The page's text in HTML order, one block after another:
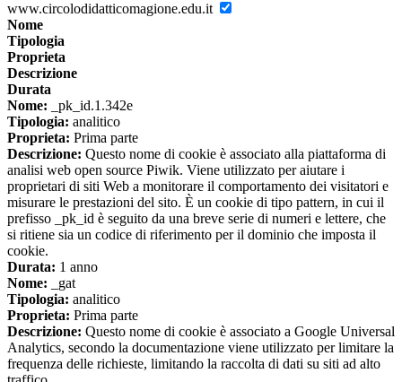
www.circolodidatticomagione.edu.it
Nome
Tipologia
Proprieta
Descrizione
Durata
Nome: _pk_id.1.342e
Tipologia: analitico
Proprieta: Prima parte
Descrizione: Questo nome di cookie è associato alla piattaforma di
analisi web open source Piwik. Viene utilizzato per aiutare i
proprietari di siti Web a monitorare il comportamento dei visitatori e
misurare le prestazioni del sito. È un cookie di tipo pattern, in cui il
prefisso _pk_id è seguito da una breve serie di numeri e lettere, che
si ritiene sia un codice di riferimento per il dominio che imposta il
cookie.
Durata: 1 anno
Nome: _gat
Tipologia: analitico
Proprieta: Prima parte
Descrizione: Questo nome di cookie è associato a Google Universal
Analytics, secondo la documentazione viene utilizzato per limitare la
frequenza delle richieste, limitando la raccolta di dati su siti ad alto